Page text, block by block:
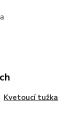
Kvetoucí tužka